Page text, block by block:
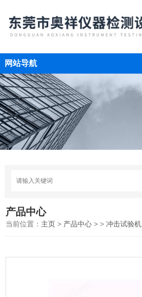
网站导航
产品中心
当前位置： 主页 > 产品中心 > >冲击试验机